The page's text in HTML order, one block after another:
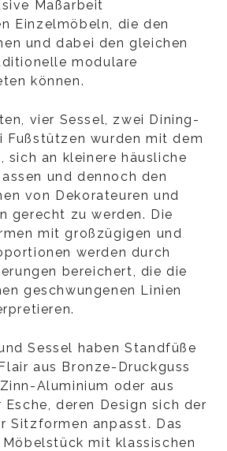
Maßarbeit
Einzelmöbeln, die den
und dabei den gleichen
modulare
können.
vier Sessel, zwei Dining-
Fußstützen wurden mit dem
sich an kleinere häusliche
und dennoch den
von Dekorateuren und
gerecht zu werden. Die
mit großzügigen und
werden durch
bereichert, die die
geschwungenen Linien
Sessel haben Standfüße
aus Bronze-Druckguss
Aluminium oder aus
deren Design sich der
Sitzformen anpasst. Das
mit klassischen